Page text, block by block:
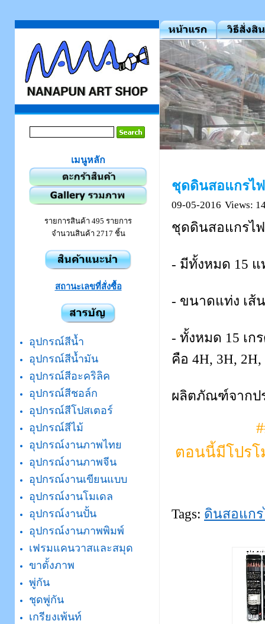
เมนูหลัก
รายการสินค้า 495 รายการ
จำนวนสินค้า 2717 ชิ้น
สถานะเลขที่สั่งซื้อ
อุปกรณ์สีน้ำ
อุปกรณ์สีน้ำมัน
อุปกรณ์สีอะคริลิค
อุปกรณ์สีชอล์ก
อุปกรณ์สีโปสเตอร์
อุปกรณ์สีไม้
อุปกรณ์งานภาพไทย
อุปกรณ์งานภาพจีน
อุปกรณ์งานเขียนแบบ
อุปกรณ์งานโมเดล
อุปกรณ์งานปั้น
อุปกรณ์งานภาพพิมพ์
เฟรมแคนวาสและสมุด
ขาตั้งภาพ
พู่กัน
ชุดพู่กัน
เกรียงเพ้นท์
ชุดดินสอแกรไฟ
09-05-2016 Views:
ชุดดินสอแกรไฟ
- มีทั้งหมด 15 แ
- ขนาดแท่ง เส้
- ทั้งหมด 15 เก
คือ 4H, 3H, 2H,
ผลิตภัณฑ์จากป
ตอนนี้มีโปรโ
Tags: ดินสอแก